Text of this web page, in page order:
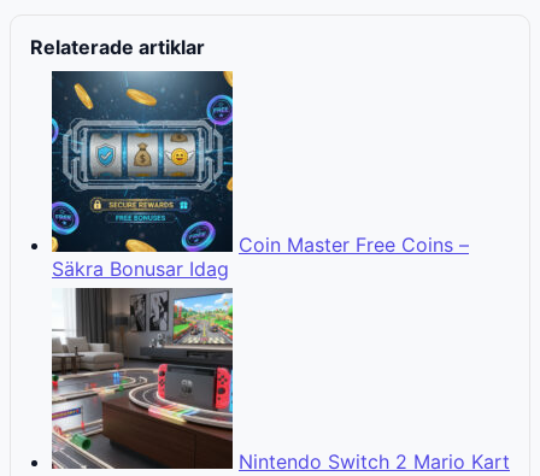
Relaterade artiklar
Coin Master Free Coins –
Säkra Bonusar Idag
Nintendo Switch 2 Mario Kart